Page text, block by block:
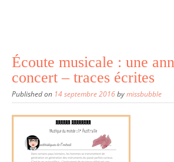
Écoute musicale : une
concert – traces écrites
Published on 14 septembre 2016bymissbubble